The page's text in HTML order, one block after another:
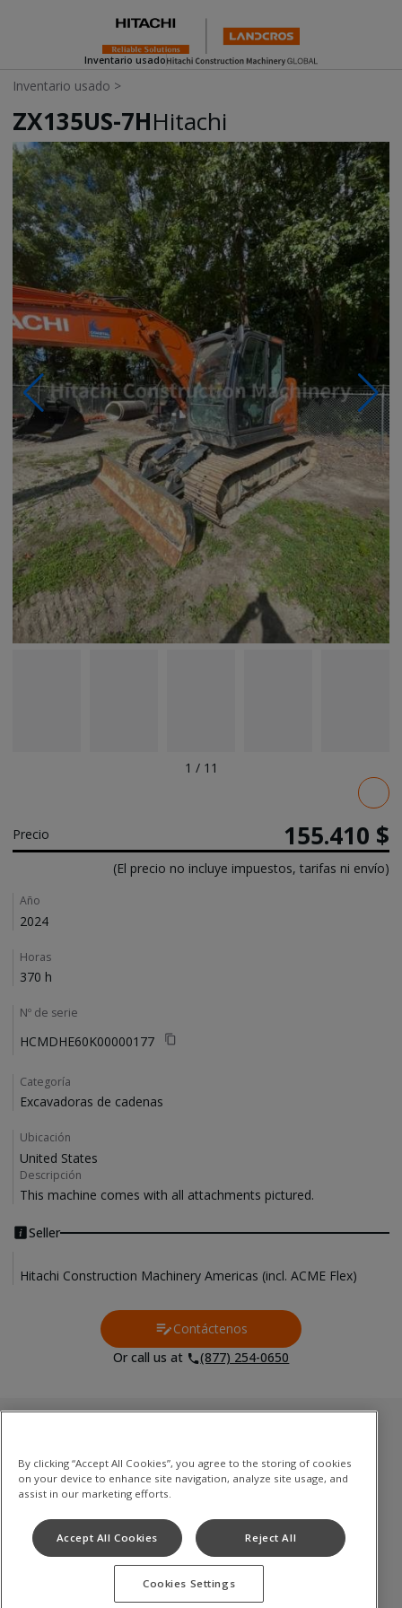
Inventario usado
Inventario usado >
ZX135US-7HHitachi
Photos & Videos
1 / 11
Precio 155.410 $
(El precio no incluye impuestos, tarifas ni envío)
Details
Año
2024
Horas
370 h
Nº de serie
HCMDHE60K00000177
Categoría
Excavadoras de cadenas
Ubicación
United States
Descripción
This machine comes with all attachments pictured.
Seller
Hitachi Construction Machinery Americas (incl. ACME Flex)
Contact Us
Contáctenos
Or call us at
(877) 254-0650
Excavadoras de cadenas
Mini excavadoras
Palas cargadoras
Camiones volquete articulados
Política de privacidad
By clicking “Accept All Cookies”, you agree to the storing of cookies
on your device to enhance site navigation, analyze site usage, and
assist in our marketing efforts.
Accept All Cookies Reject All
Cookies Settings